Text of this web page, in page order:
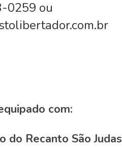
0259 ou
com:
do Recanto São Judas